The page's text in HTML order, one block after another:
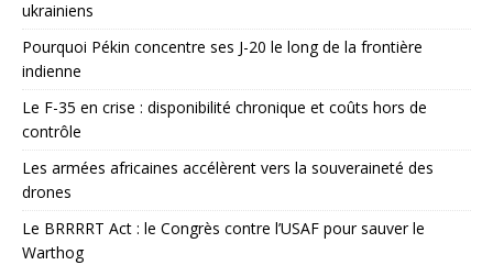
ukrainiens
Pourquoi Pékin concentre ses J-20 le long de la frontière
indienne
Le F-35 en crise : disponibilité chronique et coûts hors de
contrôle
Les armées africaines accélèrent vers la souveraineté des
drones
Le BRRRRT Act : le Congrès contre l’USAF pour sauver le
Warthog